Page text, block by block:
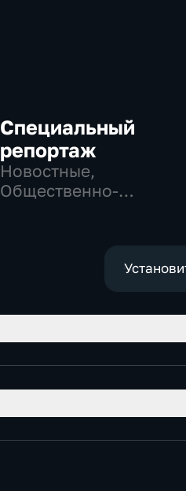
Специальный
репортаж
Новостные,
Общественно-